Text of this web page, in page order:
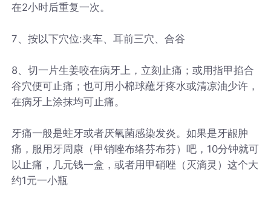
在2小时后重复一次。
7、按以下穴位:夹车、耳前三穴、合谷
8、切一片生姜咬在病牙上，立刻止痛；或用指甲掐合
谷穴便可止痛；也可用小棉球蘸牙疼水或清凉油少许，
在病牙上涂抹均可止痛。
牙痛一般是蛀牙或者厌氧菌感染发炎。如果是牙龈肿
痛，服用牙周康（甲销唑布络芬布芬）吧，10分钟就可
以止痛，几元钱一盒，或者用甲硝唑（灭滴灵）这个大
约1元一小瓶